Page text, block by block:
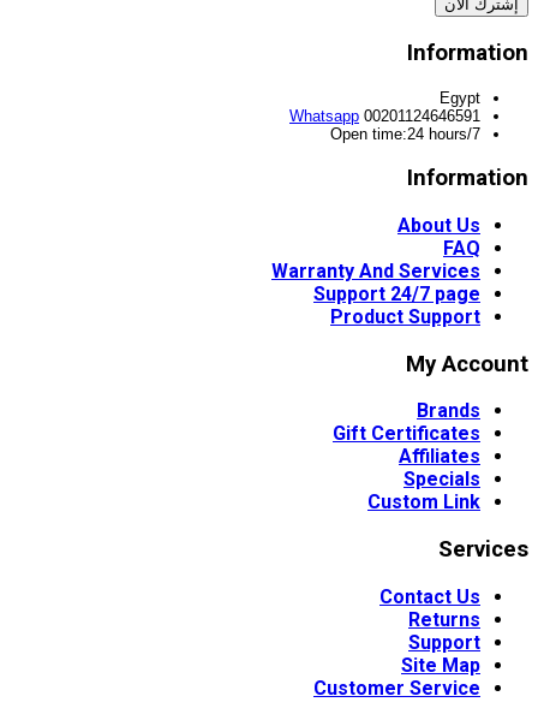
الان
Egypt
00201124646591
Whatsapp
Open time:24 hours/7
About Us
FAQ
Warranty And Services
Support 24/7 page
Product Support
My
Brands
Gift Certificates
Affiliates
Specials
Custom Link
Contact Us
Returns
Support
Site Map
Customer Service